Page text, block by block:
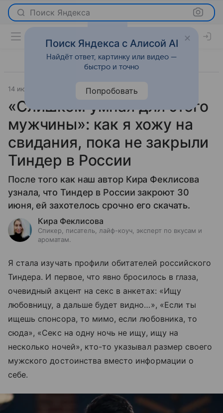
Поиск Яндекса
14 июня 2023 Отношения
«Слишком умная для этого
мужчины»: как я хожу на
свидания, пока не закрыли
Тиндер в России
После того как наш автор Кира Феклисова
узнала, что Тиндер в России закроют 30
июня, ей захотелось срочно его скачать.
Кира Феклисова
Спикер, писатель, лайф-коуч, эксперт по вкусам и
ароматам.
Я стала изучать профили обитателей российского
Тиндера. И первое, что явно бросилось в глаза,
очевидный акцент на секс в анкетах: «Ищу
любовницу, а дальше будет видно…», «Если ты
ищешь спонсора, то мимо, если любовника, то
сюда», «Секс на одну ночь не ищу, ищу на
несколько ночей», кто-то указывал размер своего
мужского достоинства вместо информации о
себе.
Поиск Яндекса с Алисой AI
Найдёт ответ, картинку или видео —
быстро и точно
Попробовать